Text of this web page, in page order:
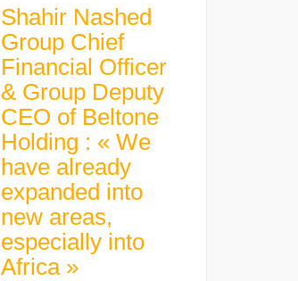
Shahir Nashed
Group Chief
Financial Officer
& Group Deputy
CEO of Beltone
Holding : « We
have already
expanded into
new areas,
especially into
Africa »